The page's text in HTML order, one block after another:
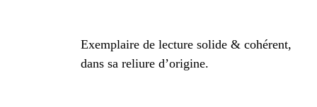
Exemplaire de lecture solide & cohérent,
dans sa reliure d’origine.